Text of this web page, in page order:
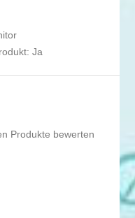
Ja
Produkte bewerten